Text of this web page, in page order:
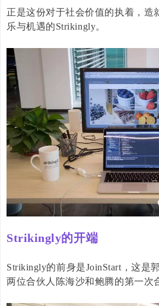
正是这份对于社会价值的执着，造
乐与机遇的Strikingly。
Strikingly的开端
Strikingly的前身是JoinStart ，这是
两位合伙人陈海沙和鲍腾的第一次